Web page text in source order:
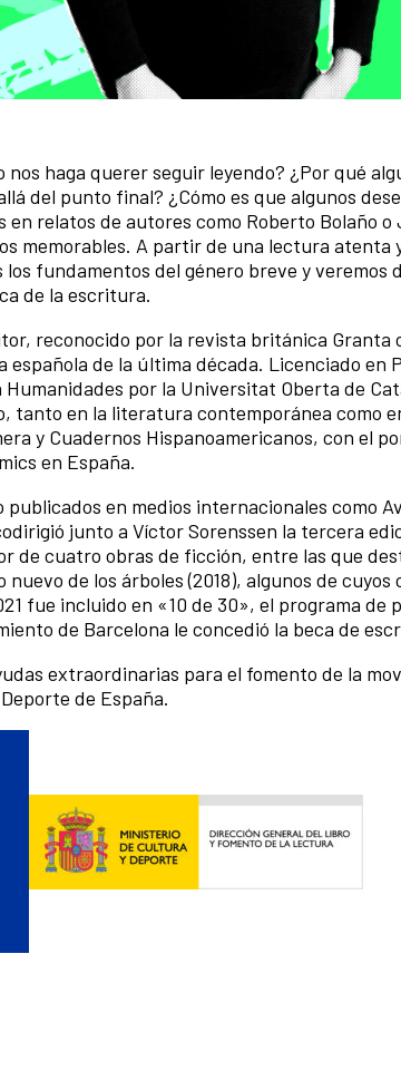
haga querer seguir leyendo? ¿Por qué
del punto final? ¿Cómo es que algunos
relatos de autores como Roberto Bolaño
memorables. A partir de una lectura
fundamentos del género breve y veremos
de la escritura.
reconocido por la revista británica Granta
española de la última década. Licenciado en
por la Universitat Oberta de
tanto en la literatura contemporánea como
y Cuadernos Hispanoamericanos, con el
en España.
en medios internacionales como
junto a Víctor Sorenssen la tercera
de cuatro obras de ficción, entre las que
nuevo de los árboles (2018), algunos de
fue incluido en «10 de 30», el programa de
de Barcelona le concedió la beca de
extraordinarias para el fomento de la
de España.